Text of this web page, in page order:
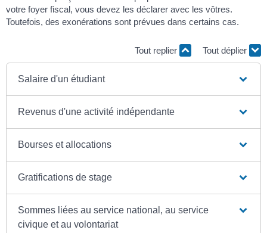
votre foyer fiscal, vous devez les déclarer avec les vôtres.
Toutefois, des exonérations sont prévues dans certains cas.
Tout replier Tout déplier
Salaire d'un étudiant
Revenus d'une activité indépendante
Bourses et allocations
Gratifications de stage
Sommes liées au service national, au service
civique et au volontariat